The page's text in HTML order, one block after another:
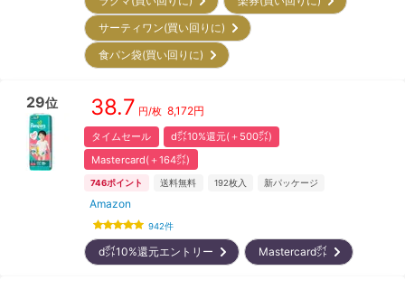
サーティワン(買い回りに)
食パン袋(買い回りに)
29位 38.7 円/枚 8,172円
タイムセール
d㌽10%還元(＋500㌽)
Mastercard(＋164㌽)
746ポイント 送料無料 192枚入 新パッケージ
Amazon
942件
d㌽10%還元エントリー Mastercard㌽